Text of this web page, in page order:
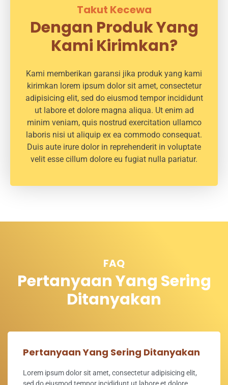
Takut Kecewa
Dengan Produk Yang
Kami Kirimkan?
Kami memberikan garansi jika produk yang kami
kirimkan lorem ipsum dolor sit amet, consectetur
adipisicing elit, sed do eiusmod tempor incididunt
ut labore et dolore magna aliqua. Ut enim ad
minim veniam, quis nostrud exercitation ullamco
laboris nisi ut aliquip ex ea commodo consequat.
Duis aute irure dolor in reprehenderit in voluptate
velit esse cillum dolore eu fugiat nulla pariatur.
FAQ
Pertanyaan Yang Sering
Ditanyakan
Pertanyaan Yang Sering Ditanyakan
Lorem ipsum dolor sit amet, consectetur adipisicing elit,
sed do eiusmod tempor incididunt ut labore et dolore